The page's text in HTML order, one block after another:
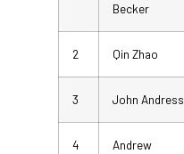
Becker
2 Qin Zhao
3 John Andress
4
Andrew